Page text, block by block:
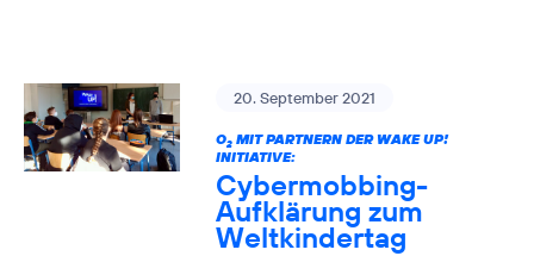
20. September 2021
O2MIT PARTNERN DER WAKE UP!
INITIATIVE:
Cybermobbing-
Aufklärung zum
Weltkindertag